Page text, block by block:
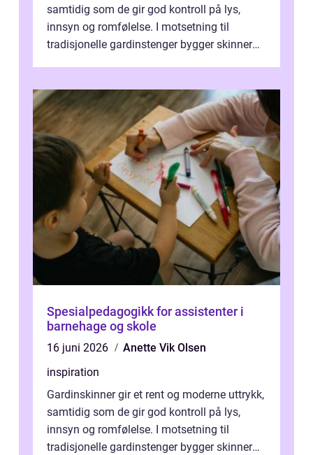
samtidig som de gir god kontroll på lys,
innsyn og romfølelse. I motsetning til
tradisjonelle gardinstenger bygger skinner
Spesialpedagogikk for assistenter i
barnehage og skole
16 juni 2026
Anette Vik Olsen
inspiration
Gardinskinner gir et rent og moderne uttrykk,
samtidig som de gir god kontroll på lys,
innsyn og romfølelse. I motsetning til
tradisjonelle gardinstenger bygger skinner